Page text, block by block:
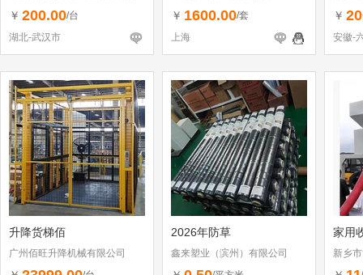
￥ 200.00/台
湖北-武汉市
￥ 1600.00/套
上海
￥
安徽-
升降货梯佰
广州佰旺升降机械有限公司
2026年防草
鑫来塑业（滨州）有限公司
家用
新乡